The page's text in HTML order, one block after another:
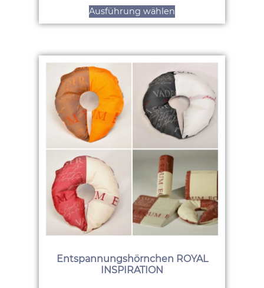
Ausführung wählen
Entspannungshörnchen ROYAL
INSPIRATION